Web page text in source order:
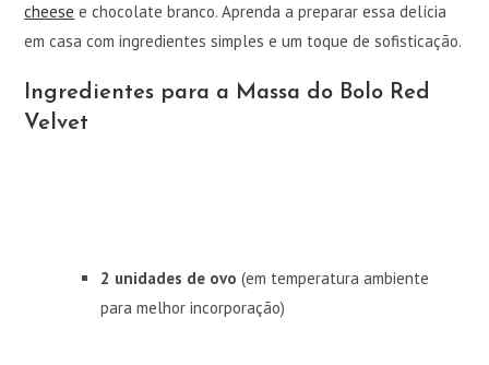
cheese e chocolate branco. Aprenda a preparar essa delícia
em casa com ingredientes simples e um toque de sofisticação.
Ingredientes para a Massa do Bolo Red
Velvet
2 unidades de ovo (em temperatura ambiente
para melhor incorporação)